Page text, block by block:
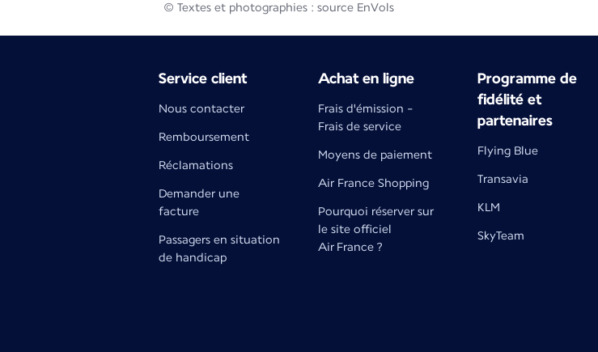
© Textes et photographies : source EnVols
Service client
Nous contacter
Remboursement
Réclamations
Demander une
facture
Passagers en situation
de handicap
Achat en ligne
Frais d'émission -
Frais de service
Moyens de paiement
Air France Shopping
Pourquoi réserver sur
le site officiel
Air France ?
Programme de
fidélité et
partenaires
Flying Blue
Transavia
KLM
SkyTeam